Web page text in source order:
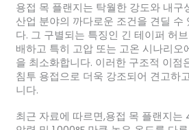
용접 목 플랜지는 탁월한 강도와 내구
산업 분야의 까다로운 조건을 견딜 수
다. 그 구별되는 특징인 긴 테이퍼 허
배하고 특히 고압 또는 고온 시나리오
을 최소화합니다. 이러한 구조적 이점
침투 용접으로 더욱 강조되어 견고하
니다.
최근 자료에 따르면,용접 목 플랜지